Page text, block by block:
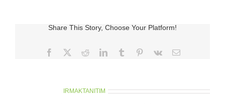
Share This Story, Choose Your Platform!
Facebook RedditLinkedInTumblr Pinterest
Vk
E-
IRMAKTANITIM